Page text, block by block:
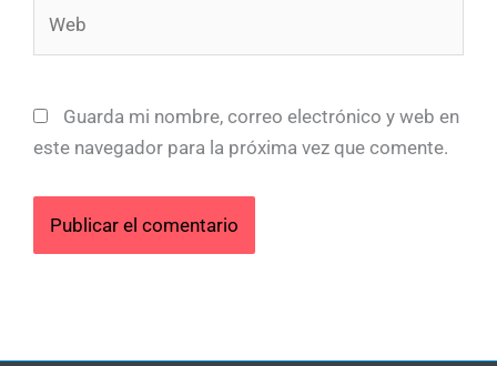
Guarda mi nombre, correo electrónico y web en
este navegador para la próxima vez que comente.